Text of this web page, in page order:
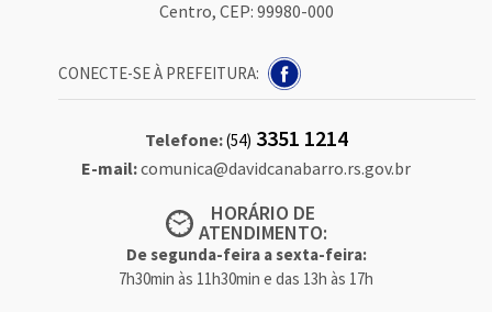
Centro, CEP: 99980-000
CONECTE-SE À PREFEITURA:
Telefone:(54) 3351 1214
E-mail:comunica@davidcanabarro.rs.gov.br
HORÁRIO DE
ATENDIMENTO:
De segunda-feira a sexta-feira:
7h30min às 11h30min e das 13h às 17h